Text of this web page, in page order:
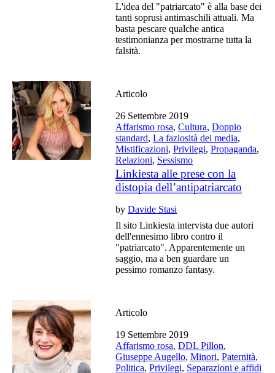
L'idea del "patriarcato" è alla base dei
tanti soprusi antimaschili attuali. Ma
basta pescare qualche antica
testimonianza per mostrarne tutta la
falsità.
Articolo
26 Settembre 2019
Affarismo rosa,Cultura,Doppio
standard,La faziosità dei media,
Mistificazioni,Privilegi,Propaganda,
Relazioni, Sessismo
Linkiesta alle prese con la
distopia dell’antipatriarcato
byDavide Stasi
Il sito Linkiesta intervista due autori
dell'ennesimo libro contro il
"patriarcato". Apparentemente un
saggio, ma a ben guardare un
pessimo romanzo fantasy.
Articolo
19 Settembre 2019
Affarismo rosa,DDL Pillon,
Giuseppe Augello,Minori,Paternità,
Politica,Privilegi, Separazioni e affidi